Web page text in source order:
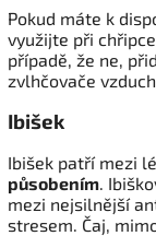
Pokud máte k
využijte při
případě, že ne,
zvlhčovače
Ibišek
Ibišek patří mezi
působením .
mezi nejsilnější
stresem. Čaj,